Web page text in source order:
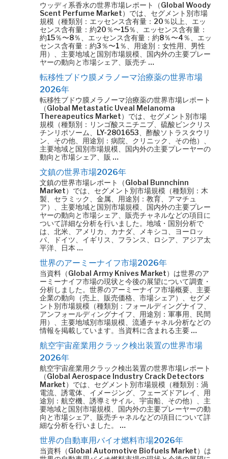
ウッディ系香水の世界市場レポート（Global Woody
Scent Perfume Market）では、セグメント別市場
規模（種類別：エッセンス含有量：20％以上、エッ
センス含有量：約20％〜15％、エッセンス含有量：
約15％〜8％、エッセンス含有量：約8％〜4％、エッ
センス含有量：約3％〜1％、用途別：女性用、男性
用）、主要地域と国別市場規模、国内外の主要プレー
ヤーの動向と市場シェア、販売チ …
転移性ブドウ膜メラノーマ治療薬の世界市場
2026年
転移性ブドウ膜メラノーマ治療薬の世界市場レポート
（Global Metastatic Uveal Melanoma
Thereapeutics Market）では、セグメント別市場
規模（種類別：リンゴ酸スニチニブ、硫酸ビンクリス
チンリポソーム、LY-2801653、酢酸ソトラスタウリ
ン、その他、用途別：病院、クリニック、その他）、
主要地域と国別市場規模、国内外の主要プレーヤーの
動向と市場シェア、販 …
文鎮の世界市場2026年
文鎮の世界市場レポート（Global Bunnchinn
Market）では、セグメント別市場規模（種類別：木
製、セラミック、金属、用途別：教育、アマチュ
ア）、主要地域と国別市場規模、国内外の主要プレー
ヤーの動向と市場シェア、販売チャネルなどの項目に
ついて詳細な分析を行いました。地域・国別分析で
は、北米、アメリカ、カナダ、メキシコ、ヨーロッ
パ、ドイツ、イギリス、フランス、ロシア、アジア太
平洋、日本 …
世界のアーミーナイフ市場2026年
当資料（Global Army Knives Market）は世界のア
ーミーナイフ市場の現状と今後の展望について調査・
分析しました。世界のアーミーナイフ市場概要、主要
企業の動向（売上、販売価格、市場シェア）、セグメ
ント別市場規模（種類別：フォールディングナイフ、
アンフォールディングナイフ、用途別：軍事用、民間
用）、主要地域別市場規模、流通チャネル分析などの
情報を掲載しています。当資料に含まれる主要 …
航空宇宙産業用クラック検出装置の世界市場
2026年
航空宇宙産業用クラック検出装置の世界市場レポート
（Global Aerospace Industry Crack Detectors
Market）では、セグメント別市場規模（種類別：渦
電流、誘電体、イメージング、フェーズドアレイ、用
途別：航空機、誘導ミサイル、宇宙船、その他）、主
要地域と国別市場規模、国内外の主要プレーヤーの動
向と市場シェア、販売チャネルなどの項目について詳
細な分析を行いました。 …
世界の自動車用バイオ燃料市場2026年
当資料（Global Automotive Biofuels Market）は